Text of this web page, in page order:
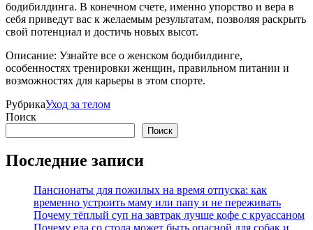
бодибилдинга. В конечном счете, именно упорство и вера в
себя приведут вас к желаемым результатам, позволяя раскрыть
свой потенциал и достичь новых высот.
Описание: Узнайте все о женском бодибилдинге,
особенностях тренировки женщин, правильном питании и
возможностях для карьеры в этом спорте.
РубрикаУход за телом
Поиск
Поиск
Последние записи
Пансионаты для пожилых на время отпуска: как
временно устроить маму или папу и не переживать
Почему тёплый суп на завтрак лучше кофе с круассаном